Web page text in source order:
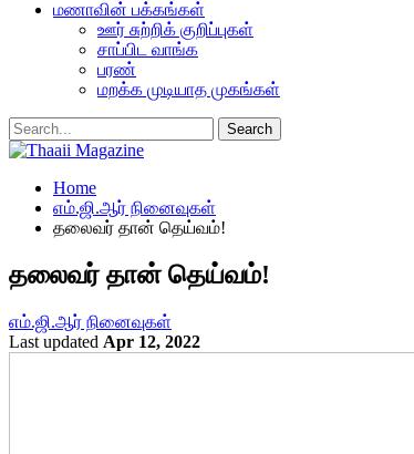
மணாவின் பக்கங்கள்
ஊர் சுற்றிக் குறிப்புகள்
சாப்பிட வாங்க
பரண்
மறக்க முடியாத முகங்கள்
Home
எம்.ஜி.ஆர் நினைவுகள்
தலைவர் தான் தெய்வம்!
தலைவர் தான் தெய்வம்!
எம்.ஜி.ஆர் நினைவுகள்
Last updated Apr 12, 2022